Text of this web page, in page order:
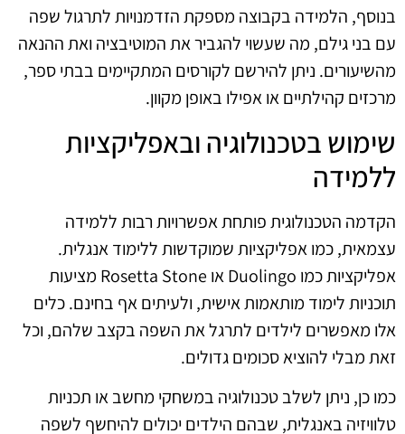
בנוסף, הלמידה בקבוצה מספקת הזדמנויות לתרגול שפה
עם בני גילם, מה שעשוי להגביר את המוטיבציה ואת ההנאה
מהשיעורים. ניתן להירשם לקורסים המתקיימים בבתי ספר,
מרכזים קהילתיים או אפילו באופן מקוון.
שימוש בטכנולוגיה ובאפליקציות
ללמידה
הקדמה הטכנולוגית פותחת אפשרויות רבות ללמידה
עצמאית, כמו אפליקציות שמוקדשות ללימוד אנגלית.
אפליקציות כמו Duolingo או Rosetta Stone מציעות
תוכניות לימוד מותאמות אישית, ולעיתים אף בחינם. כלים
אלו מאפשרים לילדים לתרגל את השפה בקצב שלהם, וכל
זאת מבלי להוציא סכומים גדולים.
כמו כן, ניתן לשלב טכנולוגיה במשחקי מחשב או תכניות
טלוויזיה באנגלית, שבהם הילדים יכולים להיחשף לשפה